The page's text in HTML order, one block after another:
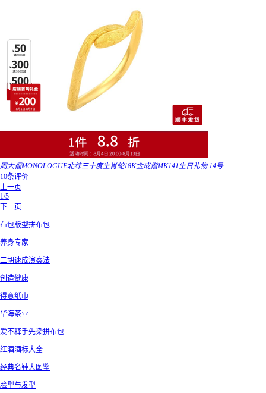
周大福MONOLOGUE北纬三十度生肖蛇18K金戒指MK141生日礼物 14号
10条评价
上一页
1/5
下一页
布包版型拼布包
养身专家
二胡速成演奏法
创造健康
得意纸巾
华海茶业
爱不释手先染拼布包
红酒酒标大全
经典名鞋大图鉴
脸型与发型